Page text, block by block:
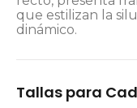
que estilizan la
dinámico.
Tallas para